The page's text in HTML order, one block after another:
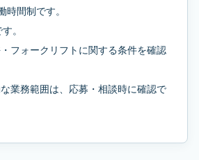
間制です。
。
フォークリフトに関する条件を確認
業務範囲は、応募・相談時に確認で